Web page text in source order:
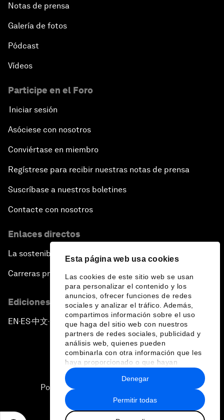
Esta página web usa cookies
Las cookies de este sitio web se usan
para personalizar el contenido y los
anuncios, ofrecer funciones de redes
sociales y analizar el tráfico. Además,
compartimos información sobre el uso
que haga del sitio web con nuestros
partners de redes sociales, publicidad y
análisis web, quienes pueden
combinarla con otra información que les
haya proporcionado o que hayan
recopilado a partir del uso que haya
hecho de sus servicios.
Permitir todas
Denegar
Notas de prensa
Galería de fotos
Pódcast
Vídeos
Participe en el Foro
Iniciar sesión
Asóciese con nosotros
Conviértase en miembro
Regístrese para recibir nuestras notas de prensa
Suscríbase a nuestros boletines
Contacte con nosotros
Enlaces directos
La sostenibilidad en el Foro
Carreras profesionales
Ediciones en otros idiomas
EN ▪ES▪中文▪ 日本語
Política de privacidad y normas de uso
Sitemap